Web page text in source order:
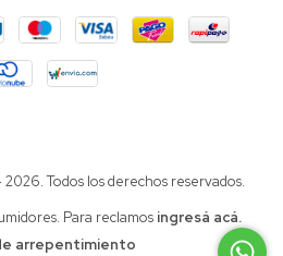
Todos los derechos reservados.
Para reclamos ingresá acá.
arrepentimiento